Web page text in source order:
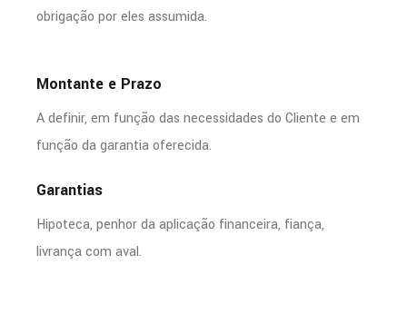
obrigação por eles assumida.
Montante e Prazo
A definir, em função das necessidades do Cliente e em
função da garantia oferecida.
Garantias
Hipoteca, penhor da aplicação financeira, fiança,
livrança com aval.